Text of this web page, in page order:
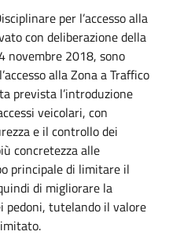
per l’accesso alla
con deliberazione della
novembre 2018, sono
alla Zona a Traffico
prevista l’introduzione
veicolari, con
e il controllo dei
concretezza alle
principale di limitare il
di migliorare la
pedoni, tutelando il valore